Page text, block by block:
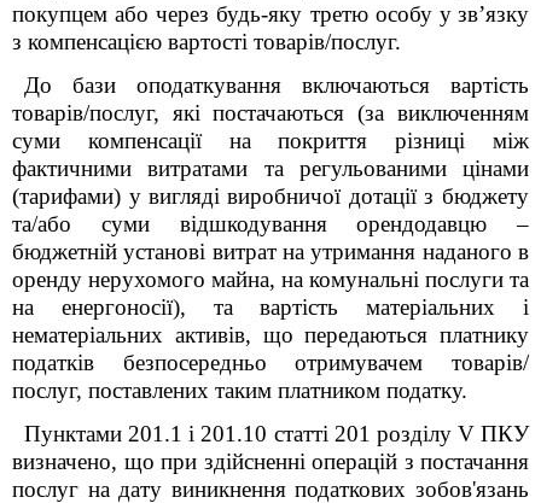
покупцем або через будь-яку третю особу у зв’язку
з компенсацією вартості товарів/послуг.
До бази оподаткування включаються вартість
товарів/послуг, які постачаються (за виключенням
суми компенсації на покриття різниці між
фактичними витратами та регульованими цінами
(тарифами) у вигляді виробничої дотації з бюджету
та/або суми відшкодування орендодавцю –
бюджетній установі витрат на утримання наданого в
оренду нерухомого майна, на комунальні послуги та
на енергоносії), та вартість матеріальних і
нематеріальних активів, що передаються платнику
податків безпосередньо
отримувачем товарів/
послуг, поставлених таким платником податку.
Пунктами 201.1 і 201.10 статті 201 розділу V ПКУ
визначено, що при здійсненні операцій з постачання
послуг на дату виникнення податкових зобов'язань